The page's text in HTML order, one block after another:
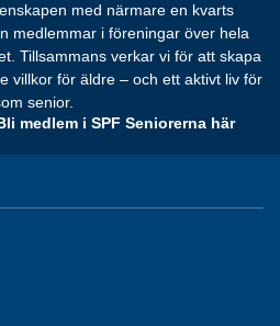
med närmare en kvarts
medlemmar i föreningar över hela
Tillsammans verkar vi för att skapa
villkor för äldre – och ett aktivt liv för
senior.
Bli medlem i SPF Seniorerna här